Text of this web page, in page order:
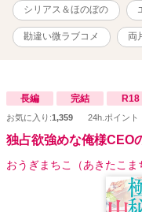
シリアス＆ほのぼの
勘違い微ラブコメ 両
長編 完結 R18
お気に入り:1,359 24h.ポイント
独占欲強めな俺様CEO
おうぎまちこ（あきたこま